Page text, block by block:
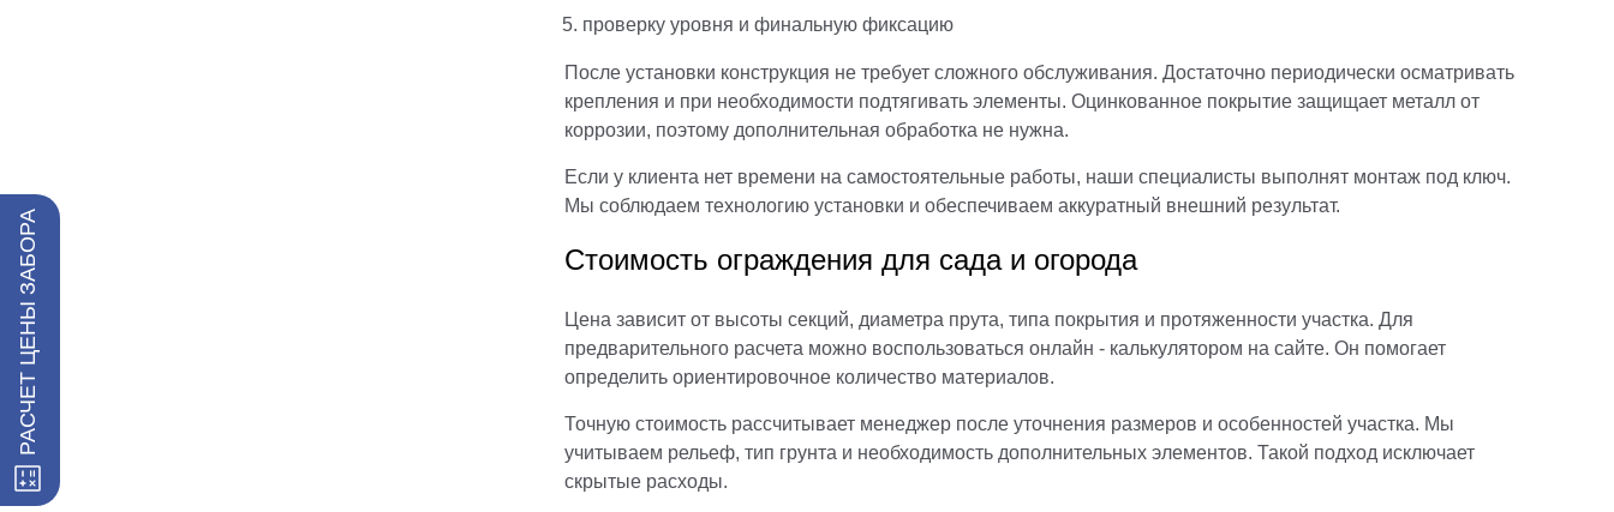
РАСЧЕТ ЦЕНЫ ЗАБОРА
проверку уровня и финальную фиксацию
После установки конструкция не требует сложного обслуживания. Достаточно периодически осматривать
крепления и при необходимости подтягивать элементы. Оцинкованное покрытие защищает металл от
коррозии, поэтому дополнительная обработка не нужна.
Если у клиента нет времени на самостоятельные работы, наши специалисты выполнят монтаж под ключ.
Мы соблюдаем технологию установки и обеспечиваем аккуратный внешний результат.
Стоимость ограждения для сада и огорода
Цена зависит от высоты секций, диаметра прута, типа покрытия и протяженности участка. Для
предварительного расчета можно воспользоваться онлайн - калькулятором на сайте. Он помогает
определить ориентировочное количество материалов.
Точную стоимость рассчитывает менеджер после уточнения размеров и особенностей участка. Мы
учитываем рельеф, тип грунта и необходимость дополнительных элементов. Такой подход исключает
скрытые расходы.